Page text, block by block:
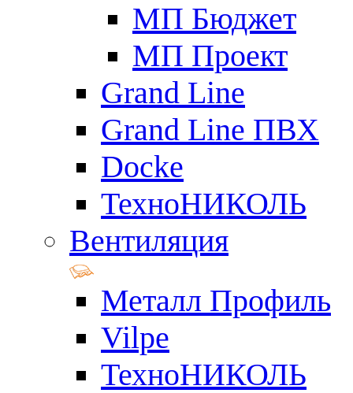
МП Бюджет
МП Проект
Grand Line
Grand Line ПВХ
Docke
ТехноНИКОЛЬ
Вентиляция
Металл Профиль
Vilpe
ТехноНИКОЛЬ